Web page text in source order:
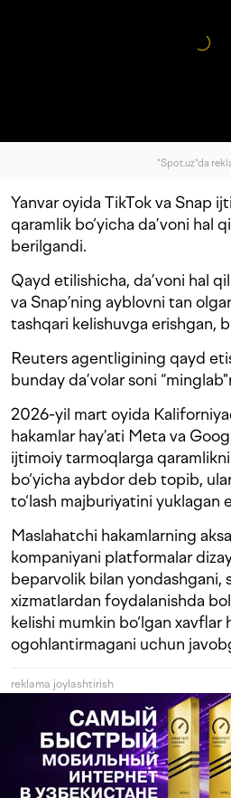
"Spot.uz"da
Yanvar oyida TikTok va Snap
qaramlik bo‘yicha da’voni hal
berilgandi.
Qayd etilishicha, da’voni hal
va Snap’ning ayblovni tan
tashqari kelishuvga erishgan,
Reuters agentligining qayd
bunday da’volar soni
2026-yil mart oyida
hakamlar hay’ati Meta va
ijtimoiy tarmoqlarga
bo‘yicha aybdor deb topib,
to‘lash majburiyatini yuklagan
Maslahatchi hakamlarning
kompaniyani platformalar
beparvolik bilan yondashgani,
xizmatlardan foydalanishda
kelishi mumkin bo‘lgan xavflar
ogohlantirmagani uchun
reklama joylashtirish